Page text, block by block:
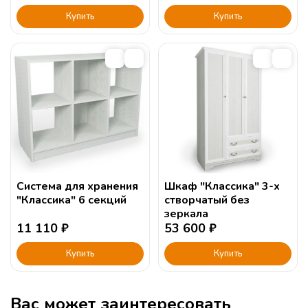
Купить Купить
Система для хранения
"Классика" 6 секций
11 110 ₽
Купить
Шкаф "Классика" 3-х
створчатый без
зеркала
53 600 ₽
Купить